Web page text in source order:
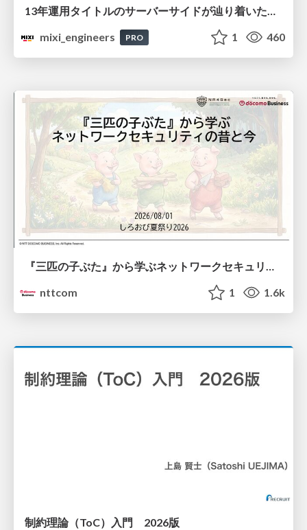
mixi_engineers
PRO 1 460
『三匹の子ぶた』から学ぶネットワークセキュリティの昔と今 / Network Security: Then and Now Through the Lens of The Three Little Pigs
nttcom
1 1.6k
制約理論（ToC）入門 2026版